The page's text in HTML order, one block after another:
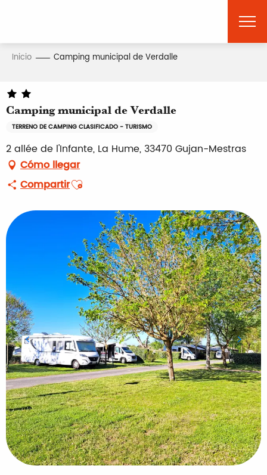
principal
Inicio Camping municipal de Verdalle
Camping municipal de Verdalle
TERRENO DE CAMPING CLASIFICADO - TURISMO
2 allée de l'Infante, La Hume, 33470 Gujan-Mestras
Cómo llegar
CompartirAjouter aux favoris